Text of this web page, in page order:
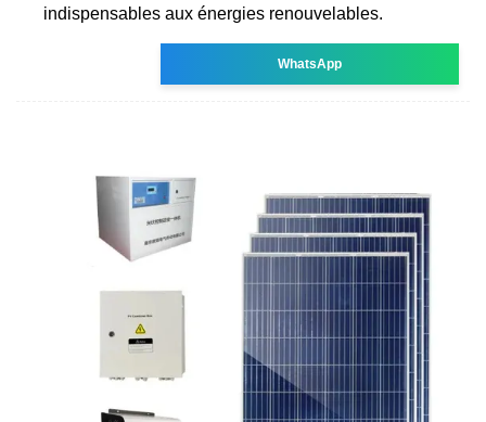
indispensables aux énergies renouvelables.
WhatsApp